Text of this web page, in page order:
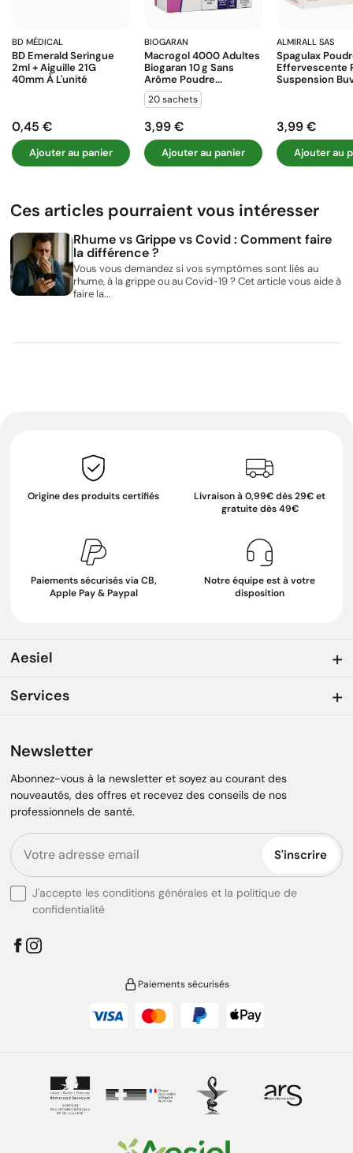
BD MÉDICAL
BD Emerald Seringue
2ml + Aiguille 21G
40mm À L'unité
Prix
0,45 €
Ajouter au panier
BIOGARAN
Macrogol 4000 Adultes
Biogaran 10 G Sans
Arôme Poudre...
20 sachets
Prix
3,99 €
Ajouter au panier
ALMIRALL SAS
Spagulax
Effervescente
Suspension
Prix
3,99 €
Ajouter au
Ces articles pourraient vous intéresser
Rhume vs Grippe vs Covid : Comment faire
la différence ?
Vous vous demandez si vos symptômes sont liés au
rhume, à la grippe ou au Covid-19 ? Cet article vous aide à
faire la...
Origine des produits certifiés
Livraison à 0,99€ dès 29€ et
gratuite dès 49€
Paiements sécurisés via CB,
Apple Pay & Paypal
Notre équipe est à votre
disposition
Aesiel
Services
Newsletter
Abonnez-vous à la newsletter et soyez au courant des
nouveautés, des offres et recevez des conseils de nos
professionnels de santé.
S'inscrire
J'accepte les conditions générales et la politique de
confidentialité
Paiements sécurisés